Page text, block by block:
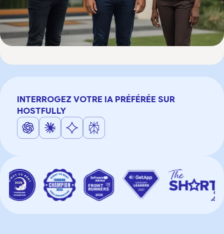
INTERROGEZ VOTRE IA PRÉFÉRÉE SUR
HOSTFULLY